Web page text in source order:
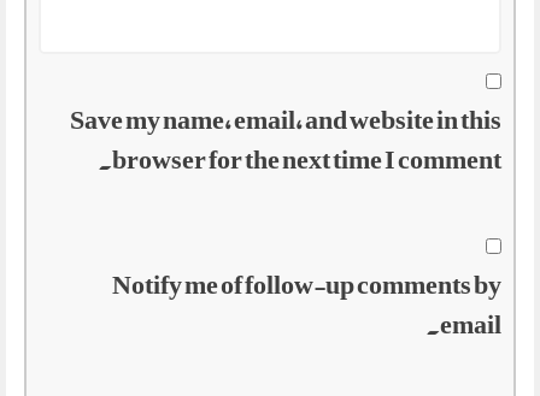
Save my name, email, and website in this
browser for the next time I comment.
Notify me of follow-up comments by
email.